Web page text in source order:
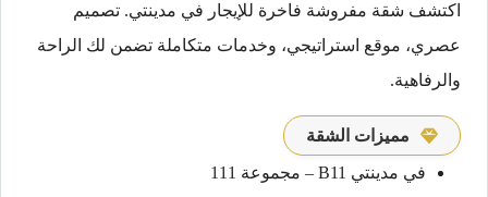
اكتشف شقة مفروشة فاخرة للإيجار في مدينتي. تصميم
عصري، موقع استراتيجي، وخدمات متكاملة تضمن لك الراحة
والرفاهية.
مميزات الشقة
في مدينتي B11 – مجموعة 111